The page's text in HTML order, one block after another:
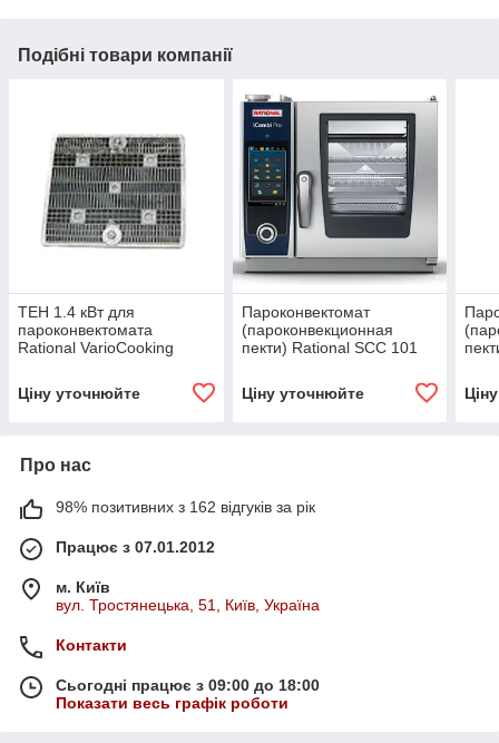
Подібні товари компанії
ТЕН 1.4 кВт для
пароконвектомата
Rational VarioCooking
Ціну уточнюйте
Пароконвектомат
(пароконвекционная
пекти) Rational SCC 101
Ціну уточнюйте
Про нас
98% позитивних з 162 відгуків за рік
Працює з 07.01.2012
м. Київ
вул. Тростянецька, 51, Київ, Україна
Контакти
Сьогодні працює з 09:00 до 18:00
Показати весь графік роботи